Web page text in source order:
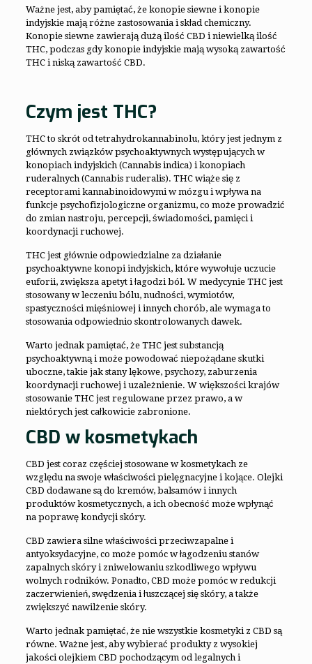
Ważne jest, aby pamiętać, że konopie siewne i konopie
indyjskie mają różne zastosowania i skład chemiczny.
Konopie siewne zawierają dużą ilość CBD i niewielką ilość
THC, podczas gdy konopie indyjskie mają wysoką zawartość
THC i niską zawartość CBD.
Czym jest THC?
THC to skrót od tetrahydrokannabinolu, który jest jednym z
głównych związków psychoaktywnych występujących w
konopiach indyjskich (Cannabis indica) i konopiach
ruderalnych (Cannabis ruderalis). THC wiąże się z
receptorami kannabinoidowymi w mózgu i wpływa na
funkcje psychofizjologiczne organizmu, co może prowadzić
do zmian nastroju, percepcji, świadomości, pamięci i
koordynacji ruchowej.
THC jest głównie odpowiedzialne za działanie
psychoaktywne konopi indyjskich, które wywołuje uczucie
euforii, zwiększa apetyt i łagodzi ból. W medycynie THC jest
stosowany w leczeniu bólu, nudności, wymiotów,
spastyczności mięśniowej i innych chorób, ale wymaga to
stosowania odpowiednio skontrolowanych dawek.
Warto jednak pamiętać, że THC jest substancją
psychoaktywną i może powodować niepożądane skutki
uboczne, takie jak stany lękowe, psychozy, zaburzenia
koordynacji ruchowej i uzależnienie. W większości krajów
stosowanie THC jest regulowane przez prawo, a w
niektórych jest całkowicie zabronione.
CBD w kosmetykach
CBD jest coraz częściej stosowane w kosmetykach ze
względu na swoje właściwości pielęgnacyjne i kojące. Olejki
CBD dodawane są do kremów, balsamów i innych
produktów kosmetycznych, a ich obecność może wpłynąć
na poprawę kondycji skóry.
CBD zawiera silne właściwości przeciwzapalne i
antyoksydacyjne, co może pomóc w łagodzeniu stanów
zapalnych skóry i zniwelowaniu szkodliwego wpływu
wolnych rodników. Ponadto, CBD może pomóc w redukcji
zaczerwienień, swędzenia i łuszczącej się skóry, a także
zwiększyć nawilżenie skóry.
Warto jednak pamiętać, że nie wszystkie kosmetyki z CBD są
równe. Ważne jest, aby wybierać produkty z wysokiej
jakości olejkiem CBD pochodzącym od legalnych i